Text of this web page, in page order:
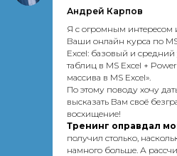
Андрей Карпов
Я с огромным
Ваши онлайн курса по
Excel: базовый и
таблиц в MS Excel +
массива в MS Excel».
По этому поводу хочу
высказать Вам своё
восхищение!
Тренинг оправдал
получил столько,
намного больше. А